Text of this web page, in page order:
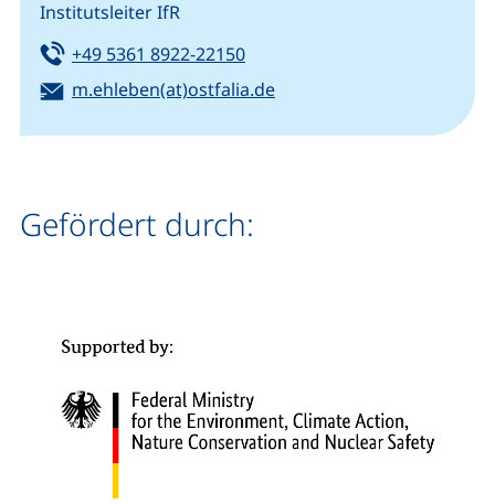
Institutsleiter IfR
Tel:
+49 5361 8922-22150(startet einen Telefonanruf,
E-Mail:
m.ehleben(at)ostfalia.de(öffnet Ihr E-Mail-
Gefördert durch: